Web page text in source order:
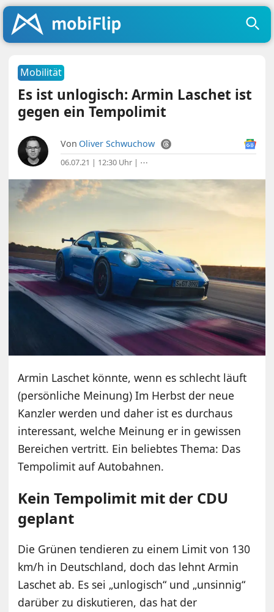
Mobilität
Es ist unlogisch: Armin Laschet ist
gegen ein Tempolimit
Von Oliver Schwuchow
06.07.21 | 12:30 Uhr | ⋯
Armin Laschet könnte, wenn es schlecht läuft
(persönliche Meinung) Im Herbst der neue
Kanzler werden und daher ist es durchaus
interessant, welche Meinung er in gewissen
Bereichen vertritt. Ein beliebtes Thema: Das
Tempolimit auf Autobahnen.
Kein Tempolimit mit der CDU
geplant
Die Grünen tendieren zu einem Limit von 130
km/h in Deutschland, doch das lehnt Armin
Laschet ab. Es sei „unlogisch“ und „unsinnig“
darüber zu diskutieren, das hat der